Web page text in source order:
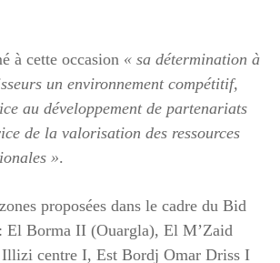
à cette occasion « sa détermination à
un environnement compétitif,
au développement de partenariats
de la valorisation des ressources
».
proposées dans le cadre du Bid
El Borma II (Ouargla), El M’Zaid
centre I, Est Bordj Omar Driss I